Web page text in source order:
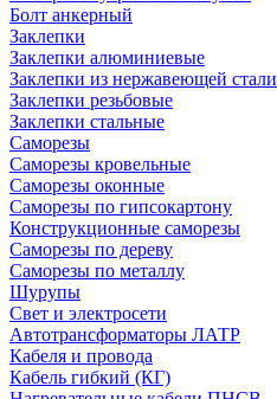
Болт анкерный
Заклепки
Заклепки алюминиевые
Заклепки из нержавеющей стали
Заклепки резьбовые
Заклепки стальные
Саморезы
Саморезы кровельные
Саморезы оконные
Саморезы по гипсокартону
Конструкционные саморезы
Саморезы по дереву
Саморезы по металлу
Шурупы
Свет и электросети
Автотрансформаторы ЛАТР
Кабеля и провода
Кабель гибкий (КГ)